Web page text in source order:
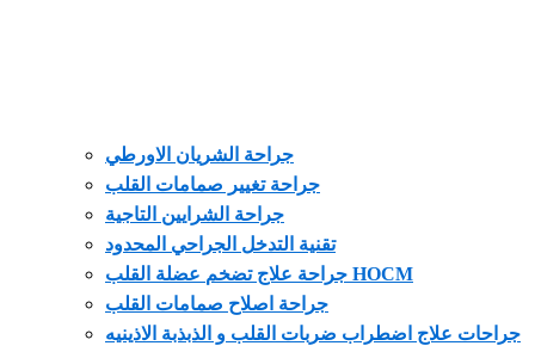
جراحة الشريان الاورطي
جراحة تغيير صمامات القلب
جراحة الشرايين التاجية
تقنية التدخل الجراحي المحدود
جراحة علاج تضخم عضلة القلب HOCM
جراحة اصلاح صمامات القلب
جراحات علاج اضطراب ضربات القلب و الذبذبة الاذينيه